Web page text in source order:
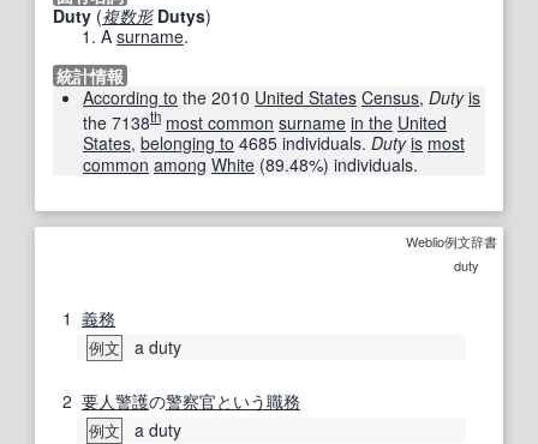
Duty (複数形 Dutys)
A surname.
統計情報
According to the 2010 United States Census, Duty is
the 7138th most common surname in the United
States, belonging to 4685 individuals. Duty is most
common among White (89.48%) individuals.
Weblio例文辞書
duty
1 義務
例文 a duty
2 要人警護の警察官という職務
例文 a duty